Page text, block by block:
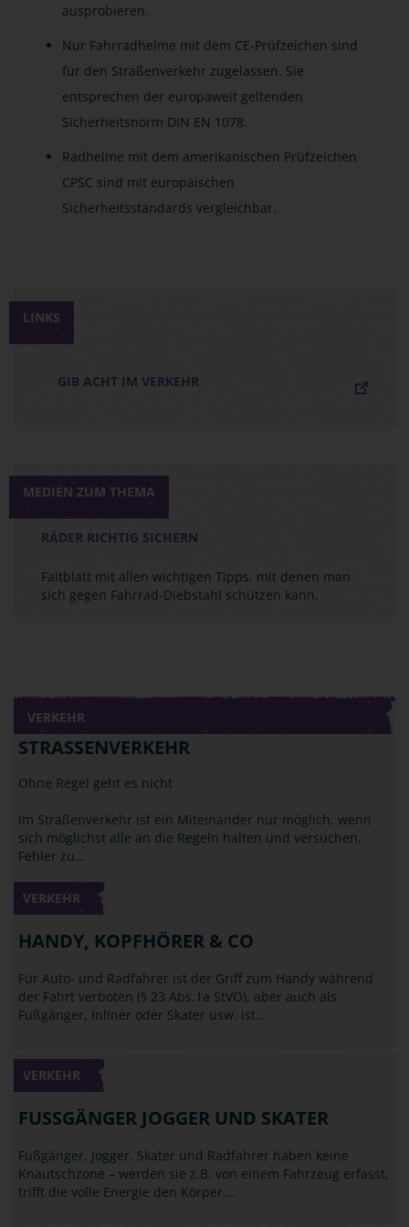
ausprobieren.
Nur Fahrradhelme mit dem CE-Prüfzeichen sind
für den Straßenverkehr zugelassen. Sie
entsprechen der europaweit geltenden
Sicherheitsnorm DIN EN 1078.
Radhelme mit dem amerikanischen Prüfzeichen
CPSC sind mit europäischen
Sicherheitsstandards vergleichbar.
LINKS
GIB ACHT IM VERKEHR
MEDIEN ZUM THEMA
RÄDER RICHTIG SICHERN
Faltblatt mit allen wichtigen Tipps, mit denen man
sich gegen Fahrrad-Diebstahl schützen kann.
VERKEHR
STRASSENVERKEHR
Ohne Regel geht es nicht
Im Straßenverkehr ist ein Miteinander nur möglich, wenn
sich möglichst alle an die Regeln halten und versuchen,
Fehler zu…
VERKEHR
HANDY, KOPFHÖRER & CO
Für Auto- und Radfahrer ist der Griff zum Handy während
der Fahrt verboten (§ 23 Abs.1a StVO), aber auch als
Fußgänger, Inliner oder Skater usw. ist…
VERKEHR
FUSSGÄNGER JOGGER UND SKATER
Fußgänger, Jogger, Skater und Radfahrer haben keine
Knautschzone – werden sie z.B. von einem Fahrzeug erfasst,
trifft die volle Energie den Körper.…